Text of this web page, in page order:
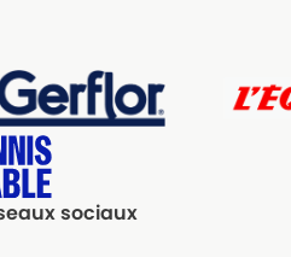
sociaux